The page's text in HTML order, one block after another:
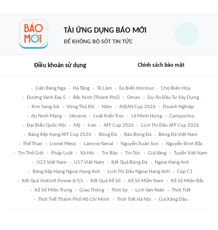
TẢI ỨNG DỤNG BÁO MỚI
ĐỂ KHÔNG BỎ SÓT TIN TỨC
Điều khoản sử dụng Chính sách bảo mật
Liên Bang Nga Hạ Tầng Tô Lâm Eo Biển Hormuz
Chợ Biên Hòa
Đường Vành Đai 5
Bắc Ninh (thành Phố) Oman
Dự Án Đầu Tư Xây Dựng
Kim Sang-Sik
Vùng Thủ Đô Năm ASEAN Cup 2026
Doanh Nghiệp
An Ninh Mạng
Ukraine Luật Kiến Trúc Lê Minh Hưng
Campuchia
Đại Biểu Quốc Hội
Mỹ Iran AFF Cup 2026
Lịch Thi Đấu AFF Cup 2026
Bảng Xếp Hạng AFF Cup 2026
Bóng Đá Báo Bóng Đá
Bóng Đá Việt Nam
Thể Thao
Lionel Messi Lamine Yamal Nguyễn Xuân Son
Nguyễn Đình Bắc
Tin Thế Giới
Pháp Luật Xã Hội Tin Bão Tin Tức Giá Vàng
Tuyển Việt Nam
U23 Việt Nam
U17 Việt Nam Kết Quả Bóng Đá
Ngoại Hạng Anh
Bảng Xếp Hạng Ngoại Hạng Anh
Lịch Thi Đấu Ngoại Hạng Anh
Cúp C1
Kết Quả Vietlott Power 6/55
Kết Quả Xổ Số Xổ Số Miền Nam
Xổ Số Miền Bắc
Xổ Số Miền Trung
Giao Thông Thời Sự Lịch Vạn Niên
Thời Tiết
Thời Tiết Thành Phố Hồ Chí Minh
Thời Tiết Hà Nội Giá Xăng Dầu